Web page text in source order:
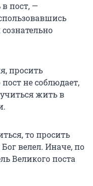
пост, —
просить
не соблюдает,
жить в
то просить
велел. Иначе, по
Великого поста